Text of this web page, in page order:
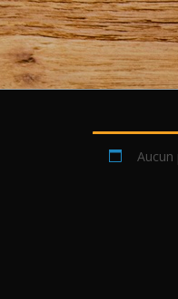
Skip
to
content